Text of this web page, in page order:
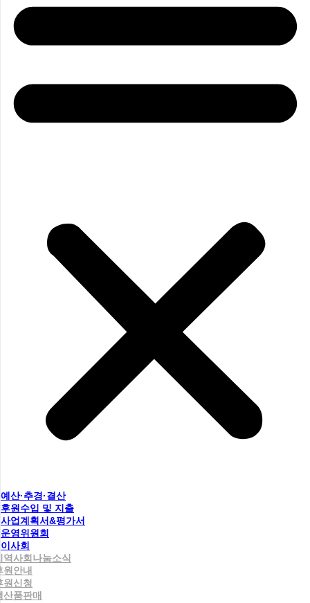
예산·추경·결산
후원수입 및 지출
사업계획서&평가서
운영위원회
이사회
역사회나눔소식
원안내
원신청
산품판매